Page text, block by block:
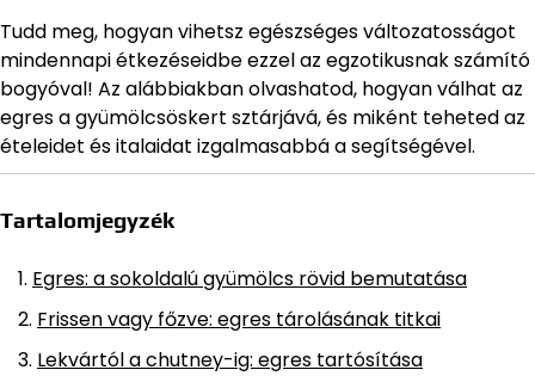
Tudd meg, hogyan vihetsz egészséges változatosságot
mindennapi étkezéseidbe ezzel az egzotikusnak számító
bogyóval! Az alábbiakban olvashatod, hogyan válhat az
egres a gyümölcsöskert sztárjává, és miként teheted az
ételeidet és italaidat izgalmasabbá a segítségével.
Tartalomjegyzék
Egres: a sokoldalú gyümölcs rövid bemutatása
Frissen vagy főzve: egres tárolásának titkai
Lekvártól a chutney-ig: egres tartósítása